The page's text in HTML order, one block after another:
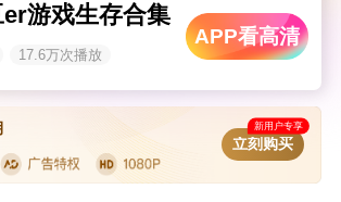
游戏生存合集
17.6万次播放
APP看高清
新用户专享
立刻购买